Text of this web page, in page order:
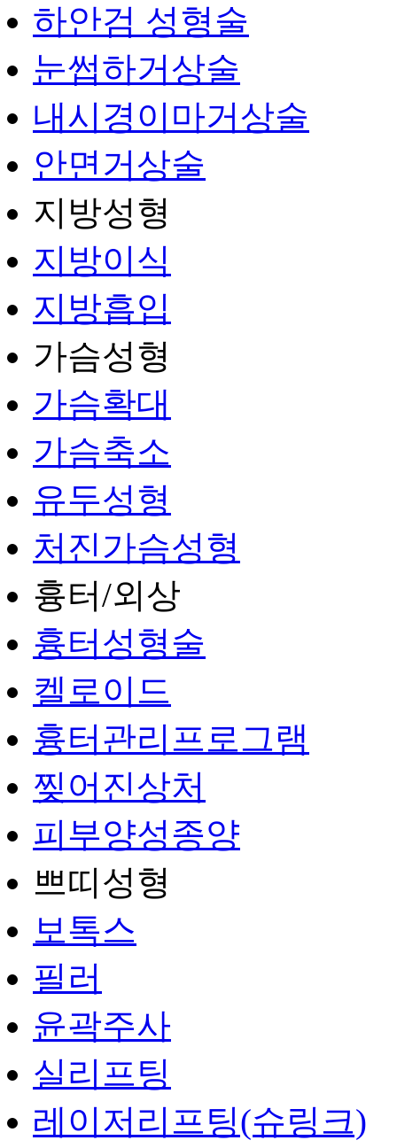
하안검 성형술
눈썹하거상술
내시경이마거상술
안면거상술
지방성형
지방이식
지방흡입
가슴성형
가슴확대
가슴축소
유두성형
처진가슴성형
흉터/외상
흉터성형술
켈로이드
흉터관리프로그램
찢어진상처
피부양성종양
쁘띠성형
보톡스
필러
윤곽주사
실리프팅
레이저리프팅(슈링크)